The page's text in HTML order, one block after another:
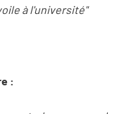
à l'université"
: